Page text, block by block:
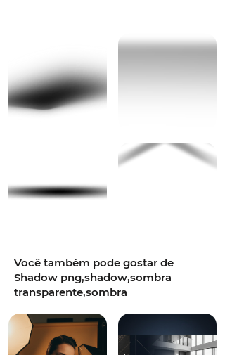
Você também pode gostar de
Shadow png,shadow,sombra
transparente,sombra